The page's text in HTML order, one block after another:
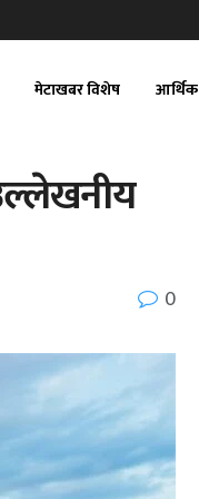
मेटाखबर विशेष आर्थिक
0